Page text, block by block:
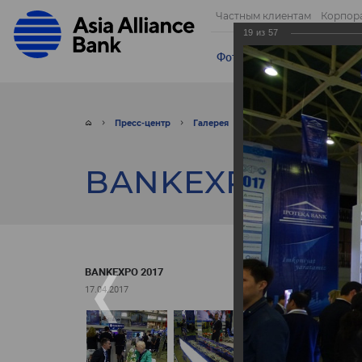
Частным клиентам
Фотогалерея Видео
Пресс-центр Галерея Фото BANKEXPO
BANKEXPO 2017
BANKEXPO 2017
17.04.2017
19 из 57